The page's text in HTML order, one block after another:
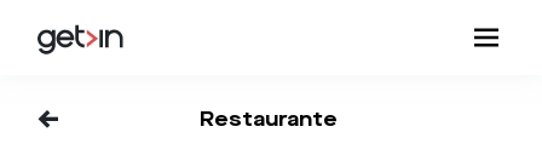
<- Restaurante